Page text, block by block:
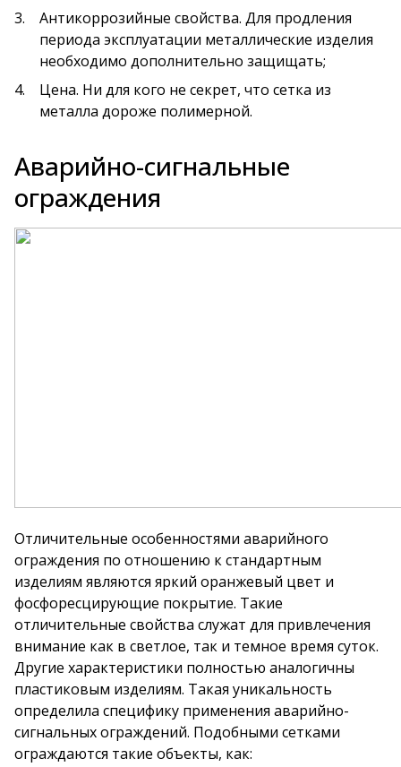
Антикоррозийные свойства. Для продления
периода эксплуатации металлические изделия
необходимо дополнительно защищать;
Цена. Ни для кого не секрет, что сетка из
металла дороже полимерной.
Аварийно-сигнальные
ограждения
Отличительные особенностями аварийного
ограждения по отношению к стандартным
изделиям являются яркий оранжевый цвет и
фосфоресцирующие покрытие. Такие
отличительные свойства служат для привлечения
внимание как в светлое, так и темное время суток.
Другие характеристики полностью аналогичны
пластиковым изделиям. Такая уникальность
определила специфику применения аварийно-
сигнальных ограждений. Подобными сетками
ограждаются такие объекты, как: